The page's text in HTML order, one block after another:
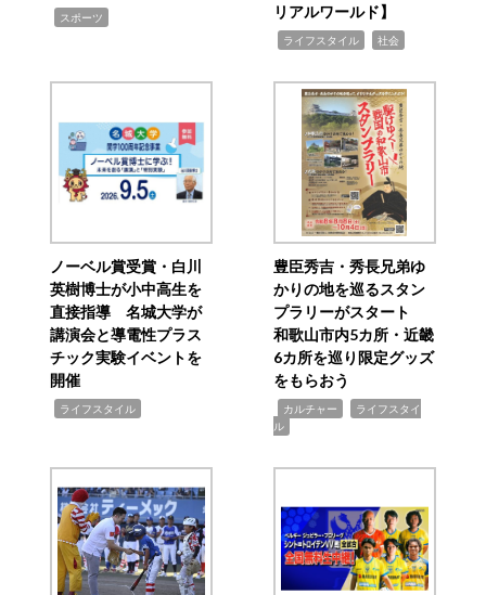
スポーツ
リアルワールド】
ライフスタイル 社会
ノーベル賞受賞・白川
英樹博士が小中高生を
直接指導 名城大学が
講演会と導電性プラス
チック実験イベントを
開催
ライフスタイル
豊臣秀吉・秀長兄弟ゆ
かりの地を巡るスタン
プラリーがスタート
和歌山市内5カ所・近畿
6カ所を巡り限定グッズ
をもらおう
カルチャー
ライフスタイ
ル